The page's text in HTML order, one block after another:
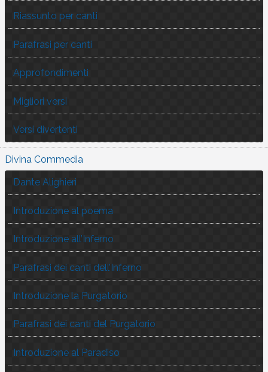
Riassunto per canti
Parafrasi per canti
Approfondimenti
Migliori versi
Versi divertenti
Divina Commedia
Dante Alighieri
Introduzione al poema
Introduzione all’Inferno
Parafrasi dei canti dell’Inferno
Introduzione la Purgatorio
Parafrasi dei canti del Purgatorio
Introduzione al Paradiso